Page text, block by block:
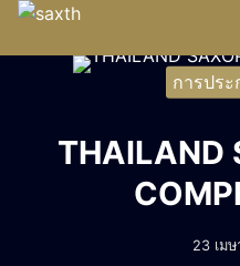
Skip
การปร
THAILAND
23 เม